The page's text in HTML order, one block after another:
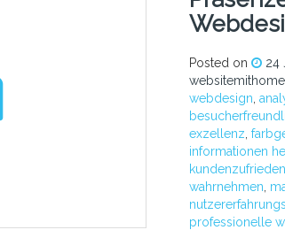
Posted on 24
webdesign
exzellenz
informationen
wahrnehmen
professionelle